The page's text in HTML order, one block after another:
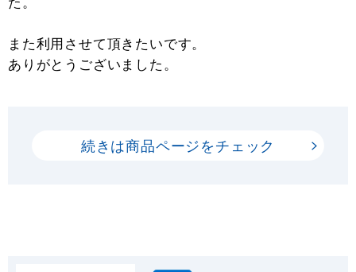
また利用させて頂きたいです。
ありがとうございました。
続きは商品ページをチェック